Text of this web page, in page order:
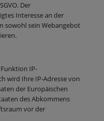
Der
Interesse an der
sowohl sein Webangebot
IP-
wird Ihre IP-Adresse von
der Europäischen
des Abkommens
vor der